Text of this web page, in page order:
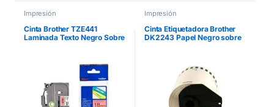
Impresión
Cinta Brother TZE441
Laminada Texto Negro Sobre
Impresión
Cinta Etiquetadora Brother
DK2243 Papel Negro sobre